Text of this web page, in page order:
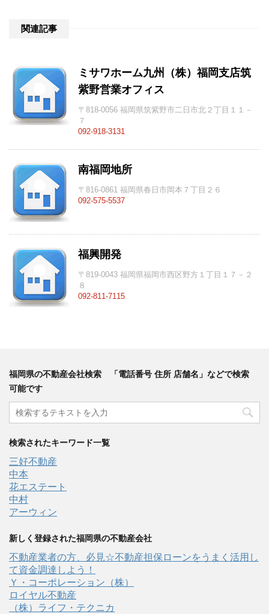
関連記事
ミサワホーム九州（株）福岡支店筑
紫野営業オフィス
〒818-0056 福岡県筑紫野市二日市北２丁目１１－
７
092-918-3131
南福岡地所
〒816-0861 福岡県春日市岡本７丁目２６
092-575-5537
福興開発
〒819-0043 福岡県福岡市西区野方１丁目１７－２
８
092-811-7115
福岡県の不動産会社検索 「電話番号 住所 店舗名」などで検索
可能です
検索されたキーワード一覧
三好不動産
中本
花エステート
中村
アーウィン
新しく登録された福岡県の不動産会社
不動産業者の方、必見☆不動産担保ローンをうまく活用し
て資金調達しよう！
Ｙ・コーポレーション（株）
ロイヤル不動産
（株）ライフ・テクニカ